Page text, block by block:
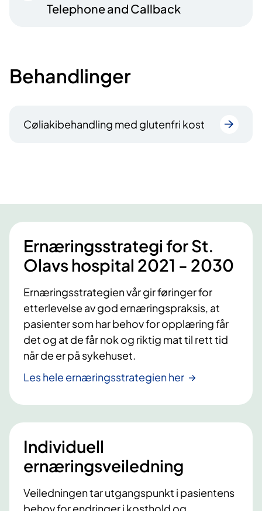
Telephone and Callback
Behandlinger
Cøliakibehandling med glutenfri kost
Ernæringsstrategi for St.
Olavs hospital 2021 - 2030
Ernæringsstrategien vår gir føringer for
etterlevelse av god ernæringspraksis, at
pasienter som har behov for opplæring får
det og at de får nok og riktig mat til rett tid
når de er på sykehuset.
Les hele ernæringsstrategien her
Individuell
ernæringsveiledning
Veiledningen tar utgangspunkt i pasientens
behov for endringer i kosthold og